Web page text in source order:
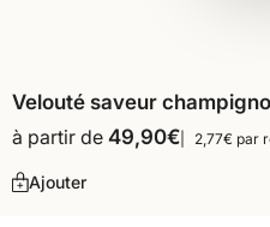
Velouté saveur
à partir de 49,90€ 2,77€ par
Ajouter